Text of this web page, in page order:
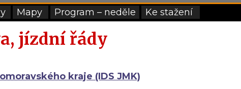
Mapy Program – neděle Ke stažení
jízdní řády
kraje (IDS JMK)